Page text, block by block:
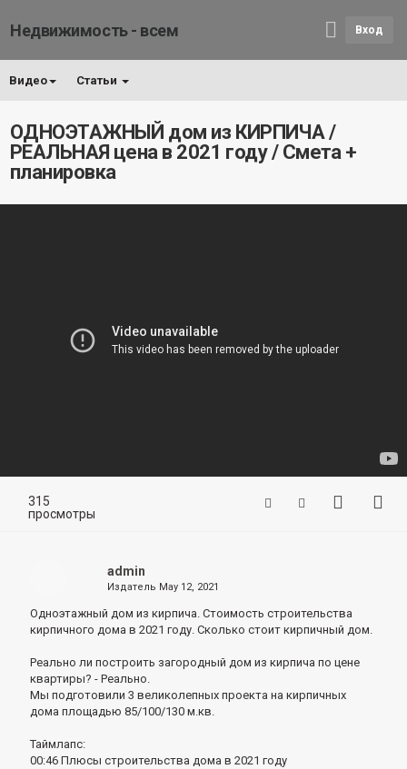
Недвижимость - всем Вход
Видео Статьи
ОДНОЭТАЖНЫЙ дом из КИРПИЧА /
РЕАЛЬНАЯ цена в 2021 году / Смета +
планировка
315
просмотры
admin
Издатель May 12, 2021
Одноэтажный дом из кирпича. Стоимость строительства
кирпичного дома в 2021 году. Сколько стоит кирпичный дом.
Реально ли построить загородный дом из кирпича по цене
квартиры? - Реально.
Мы подготовили 3 великолепных проекта на кирпичных
дома площадью 85/100/130 м.кв.
Таймлапс:
00:46 Плюсы строительства дома в 2021 году